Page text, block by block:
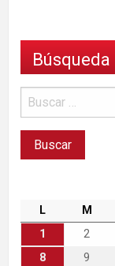
Búsqueda
L M
1
2
8
9